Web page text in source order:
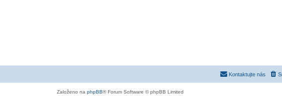
Kontaktujte nás
Založeno na phpBB® Forum Software © phpBB Limited